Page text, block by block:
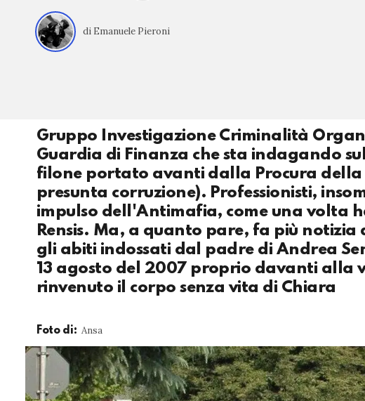
di Emanuele Pieroni
Gruppo Investigazione Criminalità
Guardia di Finanza che sta indagando
filone portato avanti dalla Procura della
presunta corruzione). Professionisti,
impulso dell'Antimafia, come una volta
Rensis. Ma, a quanto pare, fa più
gli abiti indossati dal padre di Andrea
13 agosto del 2007 proprio davanti alla
rinvenuto il corpo senza vita di Chiara
Foto di: Ansa